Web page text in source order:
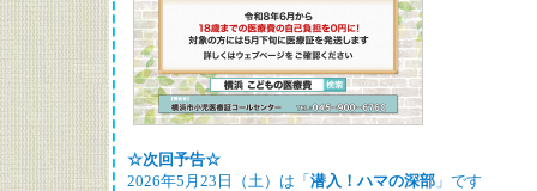
☆次回予告☆
2026年5月23日（土）は「潜入！ハマの深部」です